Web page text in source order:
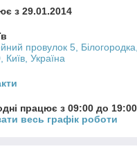
з 29.01.2014
провулок 5, Білогородка,
Київ, Україна
працює з 09:00 до 19:00
весь графік роботи